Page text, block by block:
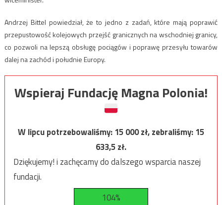
Andrzej Bittel powiedział, że to jedno z zadań, które mają poprawić
przepustowość kolejowych przejść granicznych na wschodniej granicy,
co pozwoli na lepszą obsługę pociągów i poprawę przesyłu towarów
dalej na zachód i południe Europy.
Wspieraj Fundację Magna Polonia!
W lipcu potrzebowaliśmy:15 000zł, zebraliśmy:15
633,5zł.
Dziękujemy! i zachęcamy do dalszego wsparcia naszej
fundacji.
104%